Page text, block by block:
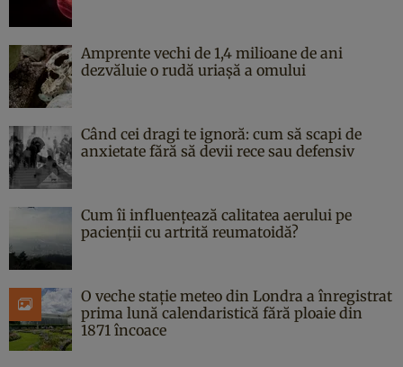
Amprente vechi de 1,4 milioane de ani
dezvăluie o rudă uriașă a omului
Când cei dragi te ignoră: cum să scapi de
anxietate fără să devii rece sau defensiv
Cum îi influențează calitatea aerului pe
pacienții cu artrită reumatoidă?
O veche stație meteo din Londra a înregistrat
prima lună calendaristică fără ploaie din
1871 încoace